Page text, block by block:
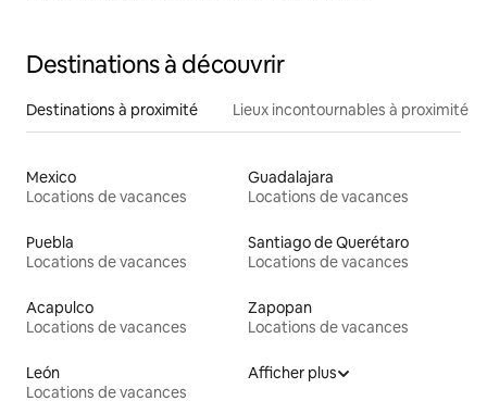
Destinations à découvrir
Destinations à proximité Lieux incontournables à proximité
Mexico
Locations de vacances
Guadalajara
Locations de vacances
Puebla
Locations de vacances
Santiago de Querétaro
Locations de vacances
Acapulco
Locations de vacances
Zapopan
Locations de vacances
León
Locations de vacances
Afficher plus